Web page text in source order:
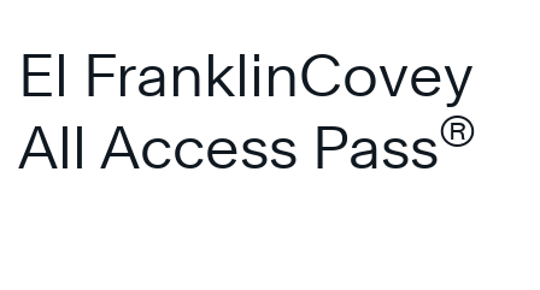
El FranklinCovey
All Access Pass®